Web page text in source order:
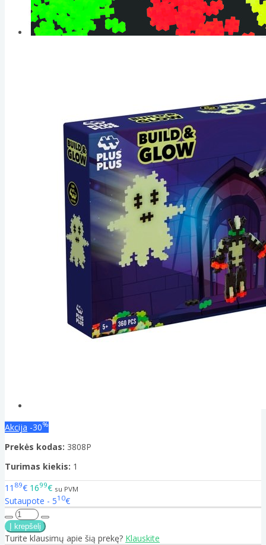
Akcija -30%
Prekės kodas: 3808P
Turimas kiekis: 1
11 89€ 1699€ su PVM
Sutaupote - 510€
Turite klausimų apie šią prekę? Klauskite